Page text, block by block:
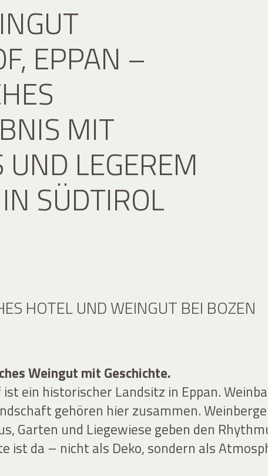
EPPAN –
MIT
LEGEREM
SÜDTIROL
HOTEL UND WEINGUT BEI BOZEN
Weingut mit Geschichte.
ein historischer Landsitz in Eppan.
gehören hier zusammen. Weinberge
Garten und Liegewiese geben den
ist da – nicht als Deko, sondern als